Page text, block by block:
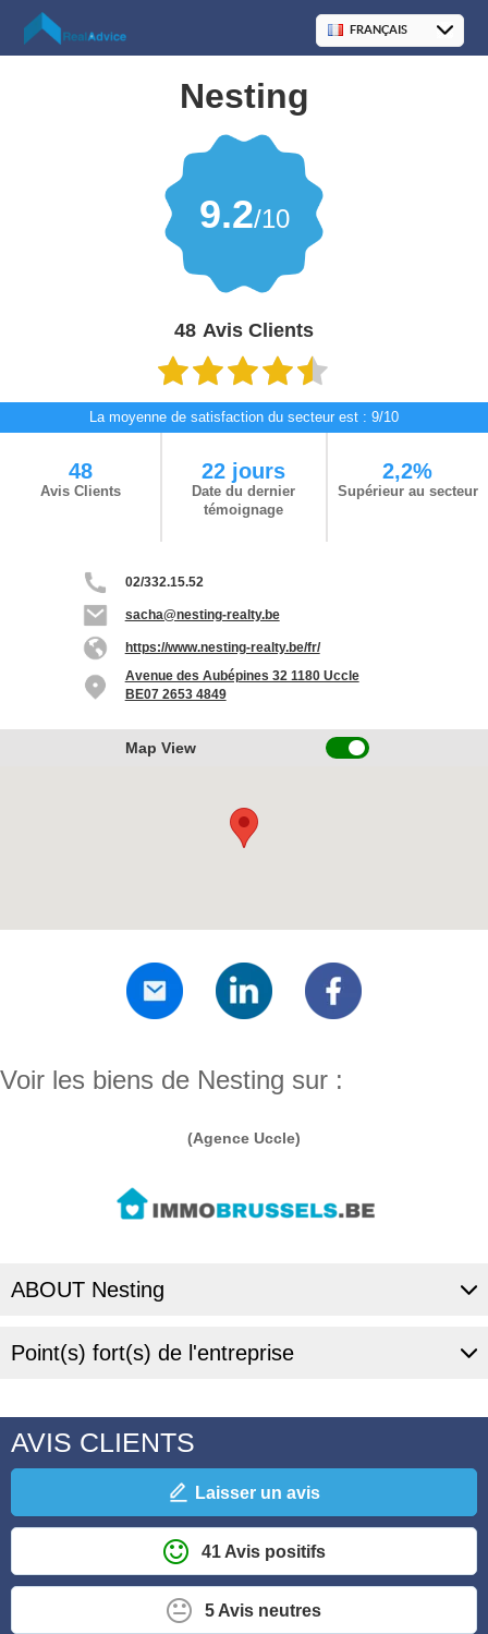
Nesting
9.2/10
48 Avis Clients
La moyenne de satisfaction du secteur est : 9/10
48
Avis Clients
22 jours
Date du dernier
témoignage
2,2%
Supérieur au secteur
02/332.15.52
sacha@nesting-realty.be
https://www.nesting-realty.be/fr/
Avenue des Aubépines 32 1180 Uccle
BE07 2653 4849
Map View
Voir les biens de Nesting sur :
(Agence Uccle)
ABOUT Nesting
Point(s) fort(s) de l'entreprise
AVIS CLIENTS
Laisser un avis
41 Avis positifs
5 Avis neutres